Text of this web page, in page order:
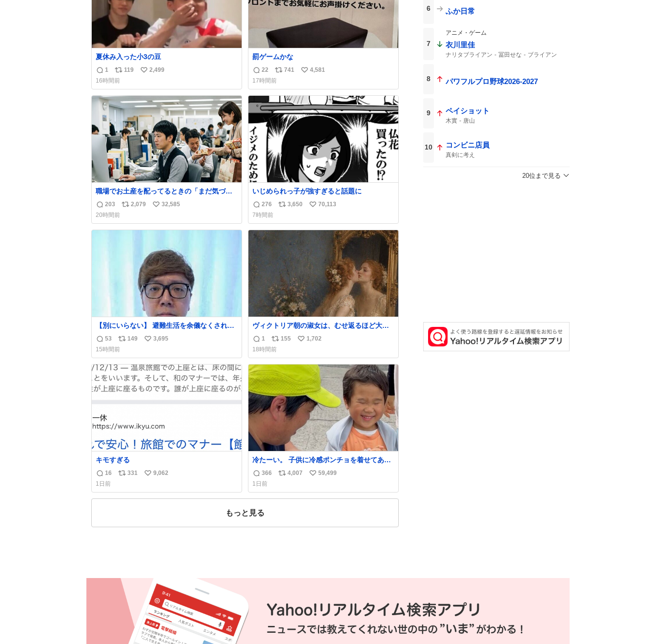
夏休み入った小3の豆
返
信
数
1
リ
ポ
ス
ト
数
119
い
ね
数
2,499
16時間前
罰ゲームかな
返
信
数
22
リ
ポ
ス
ト
数
741
い
ね
数
4,581
17時間前
職場でお土産を配ってるときの「まだ気づい
てませんよ」的な演技が毎回シンドい。
返
信
数
203
リ
ス
2,079
い
ね
32,585
20時間前
いじめられっ子が強すぎると話題に
返
信
数
276
リ
ス
3,650
い
ね
70,113
7時間前
【別にいらない】 避難生活を余儀なくされて
いる子どもたちのためにヒカキンボックス
1000個を寄付させていただきました
返
信
数
53
リ
ポ
ス
ト
数
149
い
ね
数
3,695
15時間前
ヴィクトリア朝の淑女は、むせ返るほど大量
の香水を身につけるものではないとされてい
た。それでも香水は、髪や肌の手入れと同じ
くらい、ヴィクトリア朝の女性達の美容習慣
に欠かせないものだった。 当時の香水は、現
在私たちが知る香水よりも単純な組成で、そ
の大部分は薔薇、菫、ベルガモット、
返
信
数
1
リ
ポ
ス
ト
数
155
い
ね
1,702
18時間前
キモすぎる
返
信
数
16
リ
ス
331
い
ね
9,062
1日前
冷たーい。 子供に冷感ポンチョを着せてあげ
たら大はしゃぎで喜んでくれました。 こんな
素敵な代物を提供してくれた山口県の恩師に
感謝。
返
信
数
366
リ
ス
4,007
い
ね
59,499
1日前
もっと見る
6 ふか日常
7
アニメ・ゲーム
衣川里佳
ナリタブライアン 冨田せな
ブライアン
8 パワフルプロ野球2026-2027
9 ペイショット
木實 唐山
10 コンビニ店員
真剣に考え
20位まで見る